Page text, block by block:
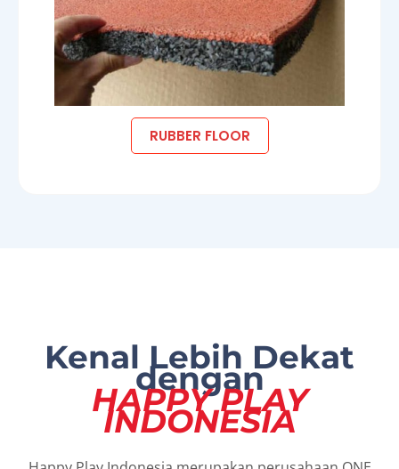
RUBBER FLOOR
Kenal Lebih Dekat
dengan
HAPPY PLAY
INDONESIA